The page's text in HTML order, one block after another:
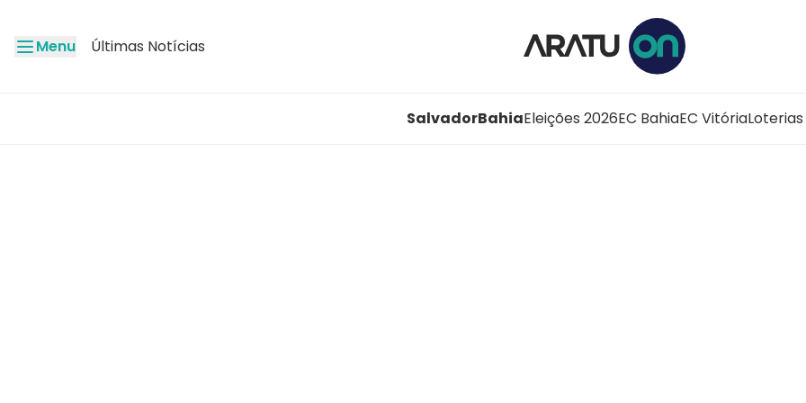
Menu Últimas Notícias
SalvadorBahiaEleições 2026EC BahiaEC VitóriaLoterias